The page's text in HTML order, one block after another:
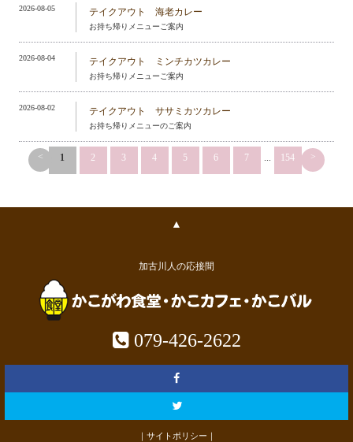
2026-08-05 テイクアウト 海老カレー
お持ち帰りメニューご案内
2026-08-04 テイクアウト ミンチカツカレー
お持ち帰りメニューご案内
2026-08-02 テイクアウト ササミカツカレー
お持ち帰りメニューのご案内
< 1 2 3 4 5 6 7 ... 154 >
▲
加古川人の応接間
079-426-2622
｜サイトポリシー｜